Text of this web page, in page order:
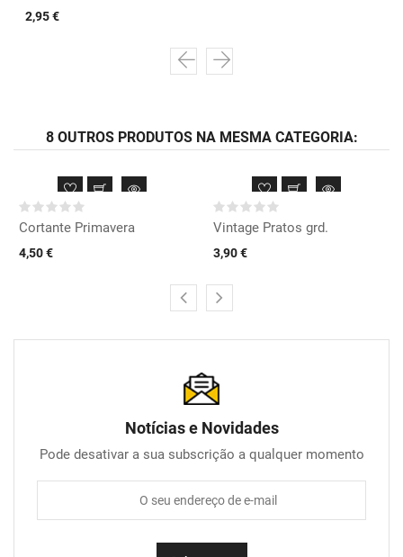
2,95 €
8 OUTROS PRODUTOS NA MESMA CATEGORIA:
Cortante Primavera
4,50 €
Vintage Pratos grd.
3,90 €
Notícias e Novidades
Pode desativar a sua subscrição a qualquer momento